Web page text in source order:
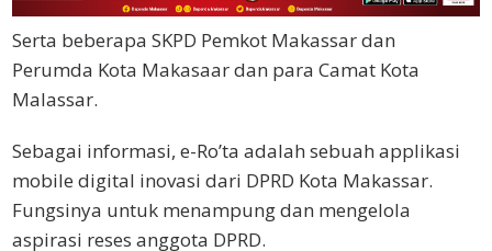
Serta beberapa SKPD Pemkot Makassar dan
Perumda Kota Makasaar dan para Camat Kota
Malassar.
Sebagai informasi, e-Ro’ta adalah sebuah applikasi
mobile digital inovasi dari DPRD Kota Makassar.
Fungsinya untuk menampung dan mengelola
aspirasi reses anggota DPRD.